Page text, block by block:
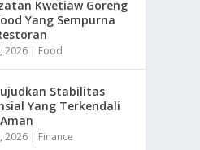
Kwetiaw Goreng
Yang Sempurna
2026 | Food
Stabilitas
Yang Terkendali
2026 | Finance